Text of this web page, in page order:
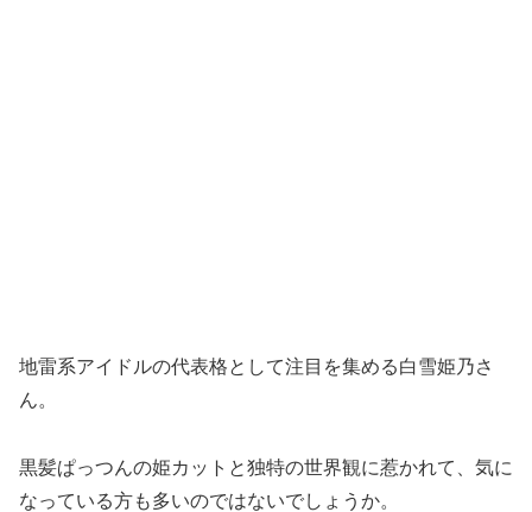
地雷系アイドルの代表格として注目を集める白雪姫乃さ
ん。
黒髪ぱっつんの姫カットと独特の世界観に惹かれて、気に
なっている方も多いのではないでしょうか。